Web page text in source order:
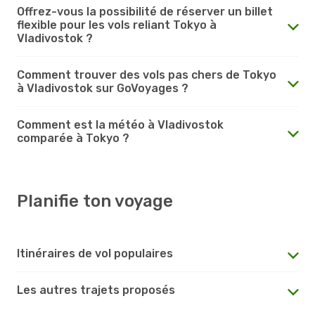
Offrez-vous la possibilité de réserver un billet
flexible pour les vols reliant Tokyo à
Vladivostok ?
Comment trouver des vols pas chers de Tokyo
à Vladivostok sur GoVoyages ?
Comment est la météo à Vladivostok
comparée à Tokyo ?
Planifie ton voyage
Itinéraires de vol populaires
Les autres trajets proposés